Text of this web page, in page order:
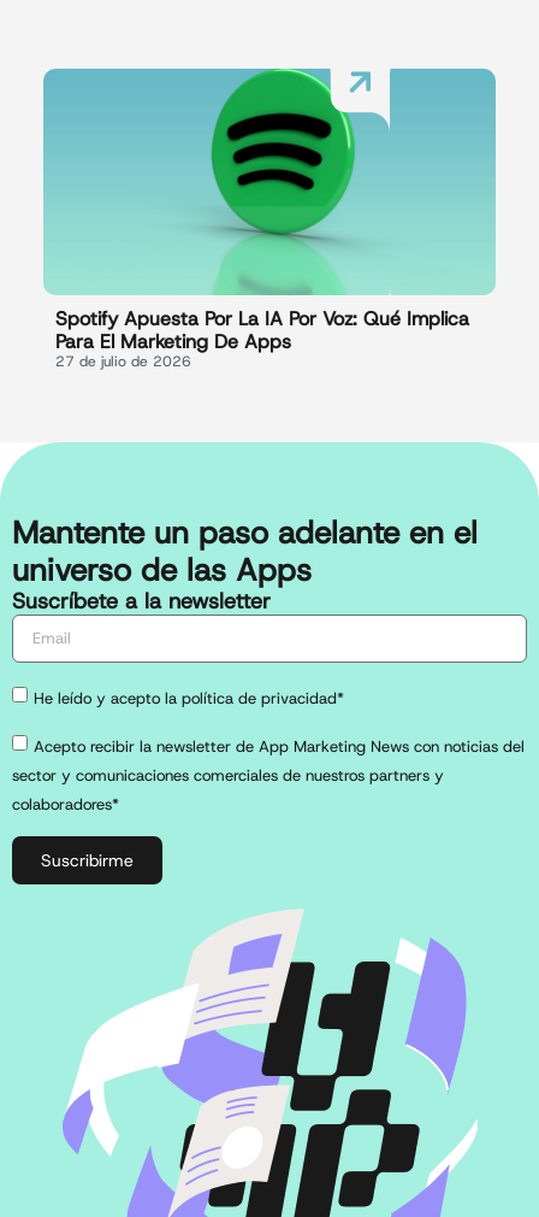
Spotify Apuesta Por La IA Por Voz: Qué Implica
Para El Marketing De Apps
27 de julio de 2026
Mantente un paso adelante en el
universo de las Apps
Suscríbete a la newsletter
He leído y acepto la política de privacidad*
Acepto recibir la newsletter de App Marketing News con noticias del
sector y comunicaciones comerciales de nuestros partners y
colaboradores*
Suscribirme